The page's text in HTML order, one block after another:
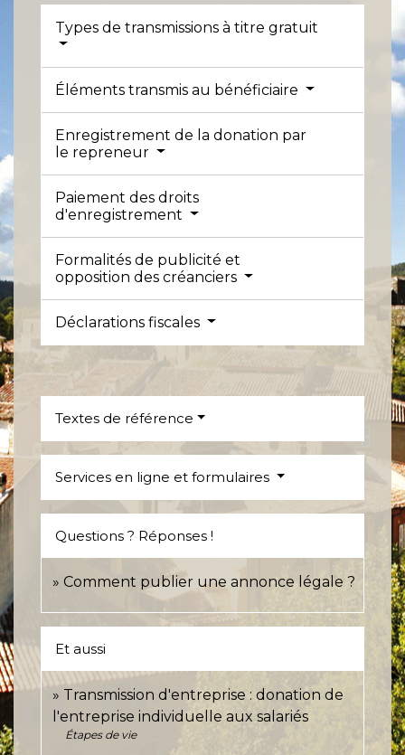
Types de transmissions à titre gratuit
Éléments transmis au bénéficiaire
Enregistrement de la donation par
le repreneur
Paiement des droits
d'enregistrement
Formalités de publicité et
opposition des créanciers
Déclarations fiscales
Textes de référence
Services en ligne et formulaires
Questions ? Réponses !
Comment publier une annonce légale ?
Et aussi
Transmission d'entreprise : donation de
l'entreprise individuelle aux salariés
Étapes de vie